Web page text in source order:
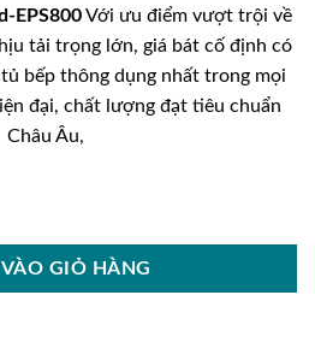
là:
2.655.000₫.
tại
là:
EPS800Với ưu điểm vượt trội về
tải trọng lớn, giá bát cố định có
bếp thông dụng nhất trong mọi
đại, chất lượng đạt tiêu chuẩn
Châu Âu,
số lượng
GIỎ HÀNG